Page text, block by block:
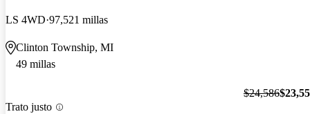
LS 4WD 97,521 millas
Clinton Township, MI
49 millas
Trato justo
$24,586